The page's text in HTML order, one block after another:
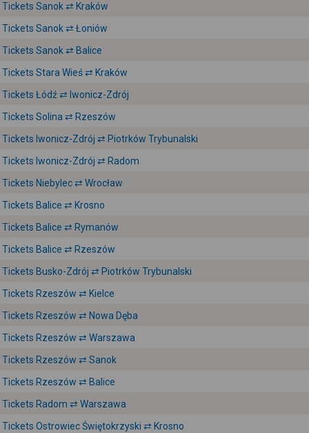
Tickets Sanok ⇄ Kraków
Tickets Sanok ⇄ Łoniów
Tickets Sanok ⇄ Balice
Tickets Stara Wieś ⇄ Kraków
Tickets Łódź ⇄ Iwonicz-Zdrój
Tickets Solina ⇄ Rzeszów
Tickets Iwonicz-Zdrój ⇄ Piotrków Trybunalski
Tickets Iwonicz-Zdrój ⇄ Radom
Tickets Niebylec ⇄ Wrocław
Tickets Balice ⇄ Krosno
Tickets Balice ⇄ Rymanów
Tickets Balice ⇄ Rzeszów
Tickets Busko-Zdrój ⇄ Piotrków Trybunalski
Tickets Rzeszów ⇄ Kielce
Tickets Rzeszów ⇄ Nowa Dęba
Tickets Rzeszów ⇄ Warszawa
Tickets Rzeszów ⇄ Sanok
Tickets Rzeszów ⇄ Balice
Tickets Radom ⇄ Warszawa
Tickets Ostrowiec Świętokrzyski ⇄ Krosno